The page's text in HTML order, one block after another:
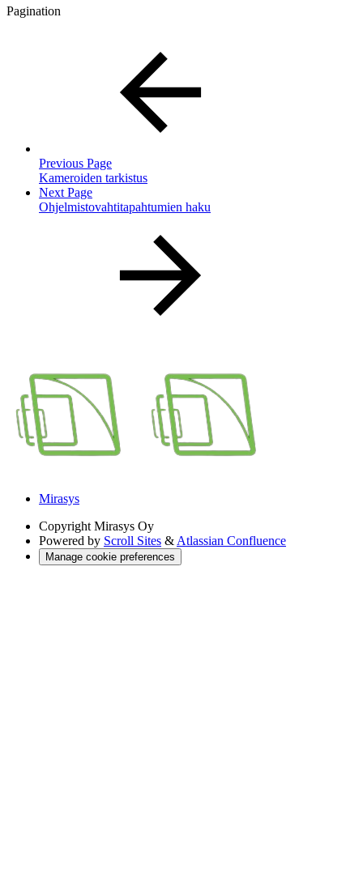
Pagination
Previous Page
Kameroiden tarkistus
Next Page
Ohjelmistovahtitapahtumien haku
Mirasys
Copyright Mirasys Oy
Powered by Scroll Sites & Atlassian Confluence
Manage cookie preferences